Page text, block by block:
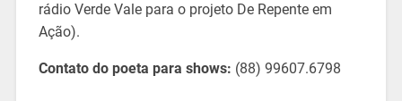
rádio Verde Vale para o projeto De Repente em
Ação).
Contato do poeta para shows: (88) 99607.6798